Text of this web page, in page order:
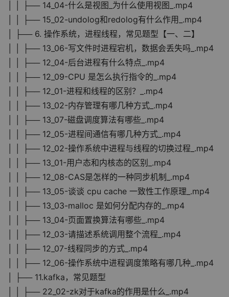
│ │ ├── 14_04-什么是视图_为什么使用视图_.mp4
│ │ ├── 15_02-undolog和redolog有什么作用_.mp4
│ ├── 6. 操作系统，进程线程，常见题型【一、二】
│ │ ├── 13_06-写文件时进程宕机，数据会丢失吗_.mp4
│ │ ├── 12_04-后台进程有什么特点_.mp4
│ │ ├── 12_09-CPU 是怎么执行指令的_.mp4
│ │ ├── 12_01-进程和线程的区别？_.mp4
│ │ ├── 13_02-内存管理有哪几种方式_.mp4
│ │ ├── 13_07-磁盘调度算法有哪些_.mp4
│ │ ├── 12_05-进程间通信有哪几种方式_.mp4
│ │ ├── 12_02-操作系统中进程与线程的切换过程_.mp4
│ │ ├── 13_01-用户态和内核态的区别_.mp4
│ │ ├── 12_08-CAS是怎样的一种同步机制_.mp4
│ │ ├── 13_05-谈谈 cpu cache 一致性工作原理_.mp4
│ │ ├── 13_03-malloc 是如何分配内存的_.mp4
│ │ ├── 13_04-页面置换算法有哪些_.mp4
│ │ ├── 12_03-请描述系统调用整个流程_.mp4
│ │ ├── 12_07-线程同步的方式_.mp4
│ │ ├── 12_06-操作系统中进程调度策略有哪几种_.mp4
│ ├── 11.kafka，常见题型
│ │ ├── 22_02-zk对于kafka的作用是什么_.mp4